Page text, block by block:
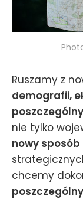
Ruszamy z
demografii,
nie tylko
nowy sposób
chcemy